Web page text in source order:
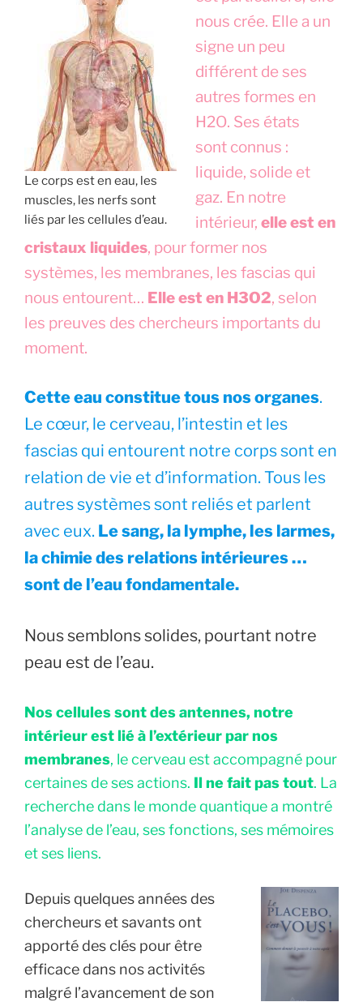
Le corps est en eau, les
muscles, les nerfs sont
liés par les cellules d’eau.
nous crée. Elle a un
signe un peu
différent de ses
autres formes en
H2O. Ses états
sont connus :
liquide, solide et
gaz. En notre
intérieur, elle est en
cristaux liquides, pour former nos
systèmes, les membranes, les fascias qui
nous entourent… Elle est en H3O2, selon
les preuves des chercheurs importants du
moment.
Cette eau constitue tous nos organes.
Le cœur, le cerveau, l’intestin et les
fascias qui entourent notre corps sont en
relation de vie et d’information. Tous les
autres systèmes sont reliés et parlent
avec eux. Le sang, la lymphe, les larmes,
la chimie des relations intérieures …
sont de l’eau fondamentale.
Nous semblons solides, pourtant notre
peau est de l’eau.
Nos cellules sont des antennes, notre
intérieur est lié à l’extérieur par nos
membranes, le cerveau est accompagné pour
certaines de ses actions. Il ne fait pas tout. La
recherche dans le monde quantique a montré
l’analyse de l’eau, ses fonctions, ses mémoires
et ses liens.
Depuis quelques années des
chercheurs et savants ont
apporté des clés pour être
efficace dans nos activités
malgré l’avancement de son